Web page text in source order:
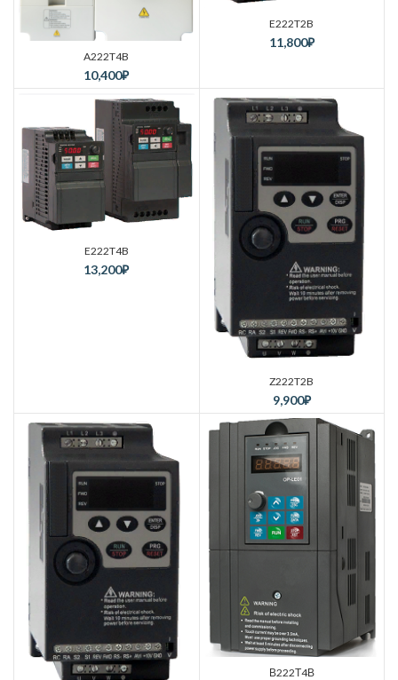
A222T4B
10,400₽
E222T2B
11,800₽
E222T4B
13,200₽
Z222T2B
9,900₽
В222Т4В